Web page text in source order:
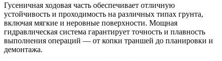
Гусеничная ходовая часть обеспечивает отличную
устойчивость и проходимость на различных типах грунта,
включая мягкие и неровные поверхности. Мощная
гидравлическая система гарантирует точность и плавность
выполнения операций — от копки траншей до планировки и
демонтажа.